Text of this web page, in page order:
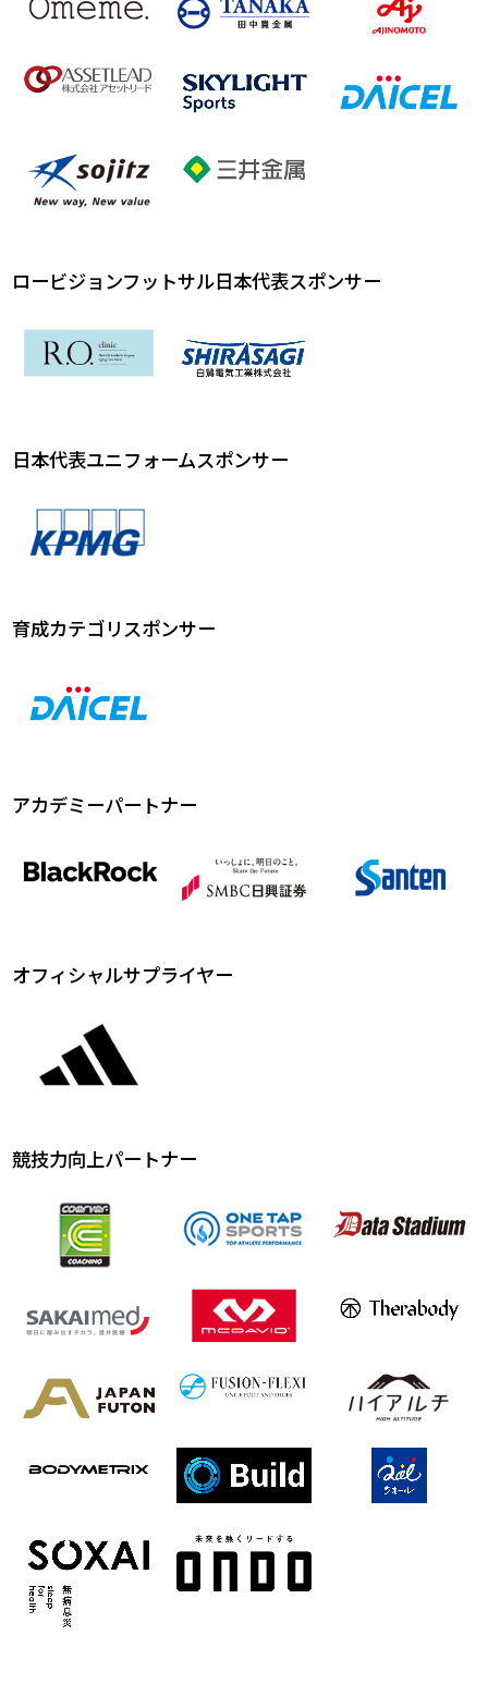
ロービジョンフットサル日本代表スポンサー
日本代表ユニフォームスポンサー
育成カテゴリスポンサー
アカデミーパートナー
オフィシャルサプライヤー
競技力向上パートナー